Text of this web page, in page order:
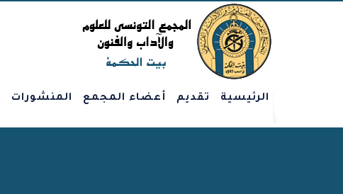
الرئيسية تقديم أعضاء المجمع المنشورات